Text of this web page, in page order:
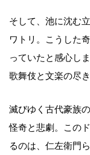
そして、池に沈む
ワトリ。こうした
っていたと感心し
歌舞伎と文楽の尽
滅びゆく古代豪族
怪奇と悲劇。この
るのは、仁左衛門